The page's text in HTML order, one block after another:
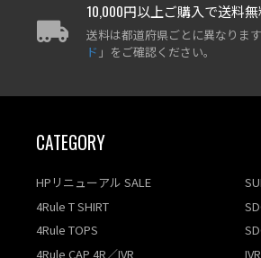
10,000円以上ご購入で送料
送料は都道府県ごとに異なりま
ド 」をご確認ください。
CATEGORY
HPリニューアル SALE
4Rule T SHIRT
4Rule TOPS
4Rule CAP 4R／IVR